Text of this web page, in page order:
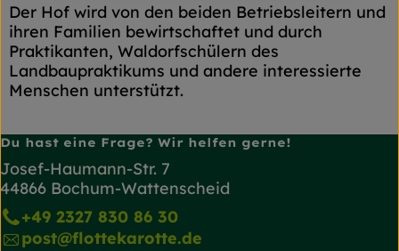
Der Hof wird von den beiden Betriebsleitern und
ihren Familien bewirtschaftet und durch
Praktikanten, Waldorfschülern des
Landbaupraktikums und andere interessierte
Menschen unterstützt.
Du hast eine Frage? Wir helfen gerne!
Josef-Haumann-Str. 7
44866 Bochum-Wattenscheid
+49 2327 830 86 30
post@flottekarotte.de